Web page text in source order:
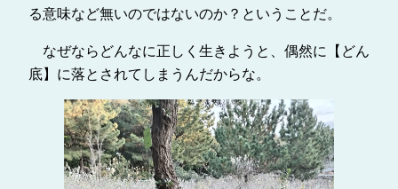
る意味など無いのではないのか？ということだ。
なぜならどんなに正しく生きようと、偶然に【どん
底】に落とされてしまうんだからな。